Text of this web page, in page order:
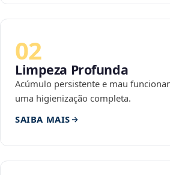
02
Limpeza Profunda
Acúmulo persistente e mau
uma higienização completa.
SAIBA MAIS